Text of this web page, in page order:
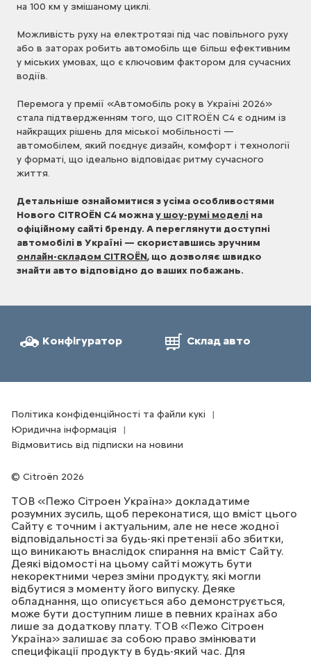
на 100 км у змішаному циклі.
Можливість руху на електротязі під час повільного руху
або в заторах робить автомобіль ще більш ефективним
у міських умовах, що є ключовим фактором для сучасних
водіїв.
Перемога у премії «Автомобіль року в Україні 2026»
стала підтвердженням того, що CITROËN C4 є одним із
найкращих рішень для міської мобільності —
автомобілем, який поєднує дизайн, комфорт і технології
у форматі, що ідеально відповідає ритму сучасного
життя.
Детальніше ознайомитися з усіма особливостями
Нового CITROËN C4 можнау шоу-румі моделі на
офіційному сайті бренду. А переглянути доступні
автомобілі в Україні — скориставшись зручним
онлайн-складом CITROËN, що дозволяє швидко
знайти авто відповідно до ваших побажань.
Конфігуратор Склад авто
Citroën 2026
Політика конфіденційності та файли кукі
Юридична інформація
Відмовитись від підписки на новини
ТОВ «Пежо Сітроен Україна» докладатиме
розумних зусиль, щоб переконатися, що вміст цього
Сайту є точним і актуальним, але не несе жодної
відповідальності за будь-які претензії або збитки,
що виникають внаслідок спирання на вміст Сайту.
Деякі відомості на цьому сайті можуть бути
некоректними через зміни продукту, які могли
відбутися з моменту його випуску. Деяке
обладнання, що описується або демонструється,
може бути доступним лише в певних країнах або
лише за додаткову плату. ТОВ «Пежо Сітроен
Україна» залишає за собою право змінювати
специфікації продукту в будь-який час. Для